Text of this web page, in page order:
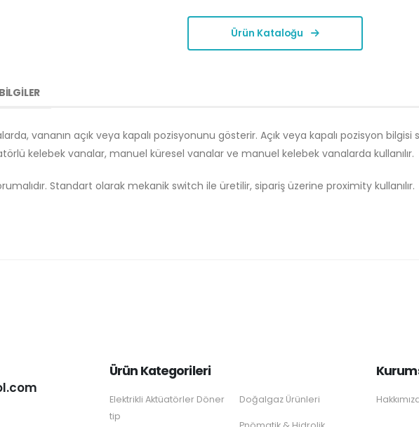
Ürün Kataloğu
vananın açık veya kapalı pozisyonunu gösterir. Açık veya kapalı pozisyon bilgisi
kelebek vanalar, manuel küresel vanalar ve manuel kelebek vanalarda kullanılır.
Standart olarak mekanik switch ile üretilir, sipariş üzerine proximity kullanılır.
Ürün Kategorileri
Elektrikli Aktüatörler Döner
tip
Doğalgaz Ürünleri